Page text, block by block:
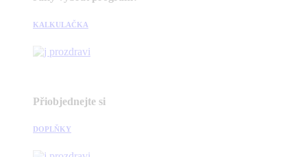
KALKULAČKA
Přiobjednejte si
DOPLŇKY